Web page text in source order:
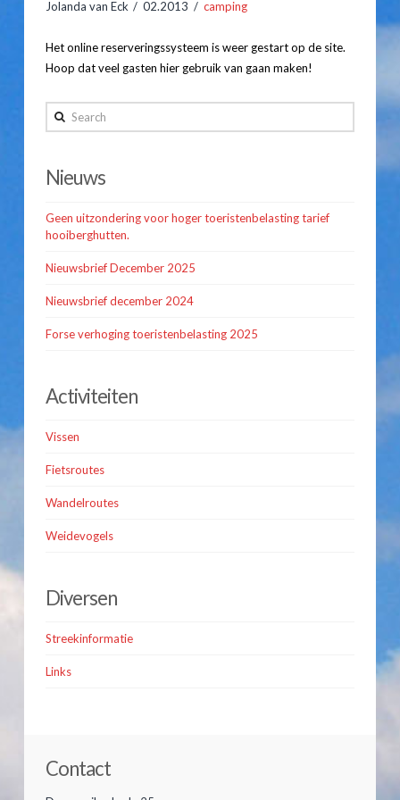
Inventaris
Prijslijst
Arrangementen
Prijslijst
Jolanda van Eck 02.2013 camping
Het online reserveringssysteem is weer gestart op de site.
Hoop dat veel gasten hier gebruik van gaan maken!
van
Eck
Online
Search
Nieuws
Geen uitzondering voor hoger toeristenbelasting tarief
hooiberghutten.
Nieuwsbrief December 2025
Nieuwsbrief december 2024
Forse verhoging toeristenbelasting 2025
Activiteiten
Vissen
Fietsroutes
Wandelroutes
Weidevogels
Diversen
Streekinformatie
Links
Contact